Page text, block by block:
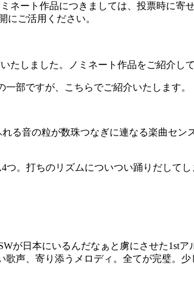
ネート作品につきましては、投票時に寄
にご活用ください。
しました。ノミネート作品をご紹介し
部ですが、こちらでご紹介いたします。
る音の粒が数珠つなぎに連なる楽曲セ
。打ちのリズムについつい踊りだして
が日本にいるんだなぁと虜にさせた1st
声、寄り添うメロディ。全てが完璧。